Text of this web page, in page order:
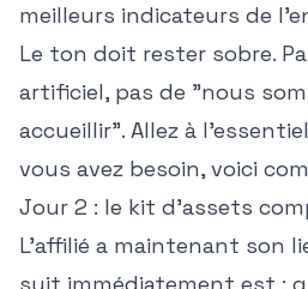
meilleurs indicateurs de
Le ton doit rester sobre.
artificiel, pas de "nous
accueillir". Allez à
vous avez besoin, voici
Jour 2 : le kit d'assets
L'affilié a maintenant son